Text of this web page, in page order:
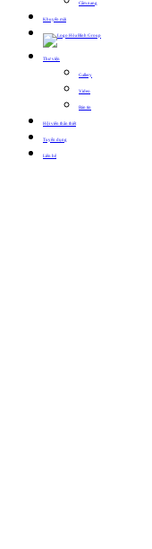
Cẩm nang
Khuyến mãi
Thư viện
Gallery
Video
Bản tin
Hội viên thân thiết
Tuyển dụng
Liên hệ